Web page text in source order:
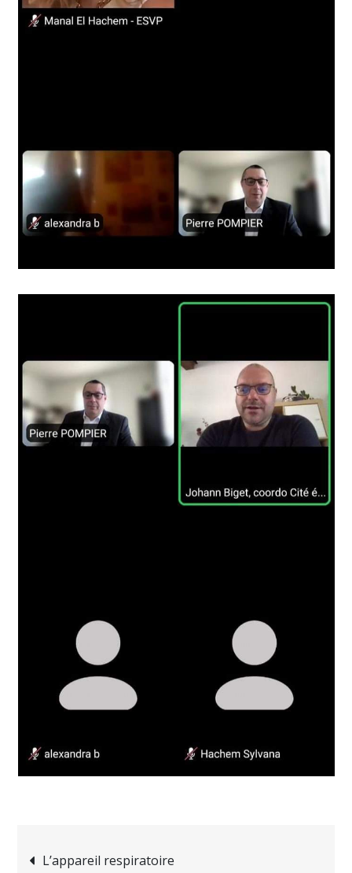
Navigation
L’appareil respiratoire